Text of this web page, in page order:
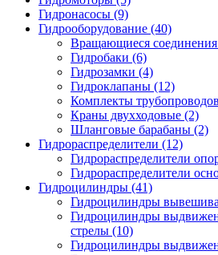
Гидронасосы (9)
Гидрооборудование (40)
Вращающиеся соединения
Гидробаки (6)
Гидрозамки (4)
Гидроклапаны (12)
Комплекты
Краны двухходовые (2)
Шланговые барабаны (2)
Гидрораспределители (12)
Гидрораспределители
Гидрораспределители
Гидроцилиндры (41)
Гидроцилиндры
Гидроцилиндры
стрелы (10)
Гидроцилиндры